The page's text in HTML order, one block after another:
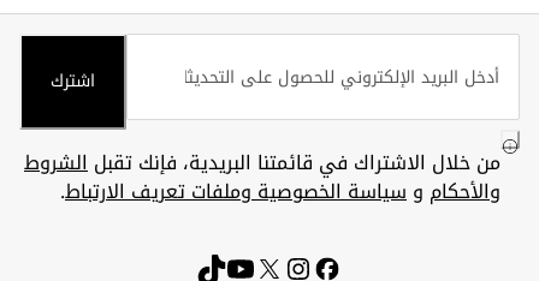
اشترك
من خلال الاشتراك في قائمتنا البريدية، فإنك تقبلالشروط
والأحكام وسياسة الخصوصية وملفات تعريف الارتباط.